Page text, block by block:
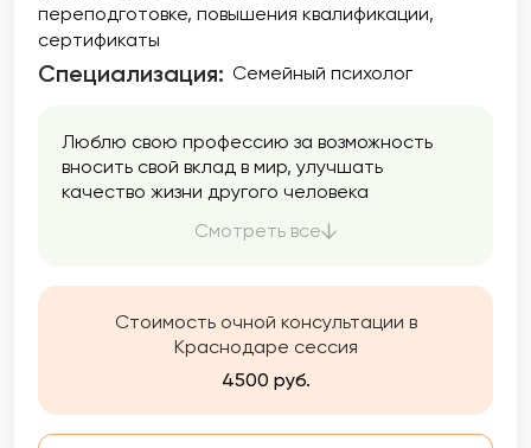
переподготовке повышения квалификации
сертификаты
Специализация: Семейный психолог
Люблю свою профессию за возможность
вносить свой вклад в мир, улучшать
качество жизни другого человека
отношений. Если Вы нуждаетесь в помощи,
приходите!
Смотреть все
Стоимость очной консультации в
Краснодаре сессия
4500 руб.